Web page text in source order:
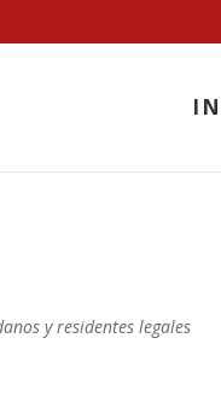
y residentes legales